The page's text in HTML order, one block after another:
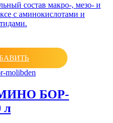
состав макро-, мезо- и
с аминокислотами и
БОР-
л